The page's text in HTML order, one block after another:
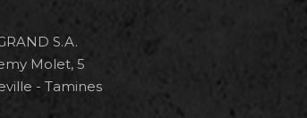
S.A.
Molet, 5
- Tamines